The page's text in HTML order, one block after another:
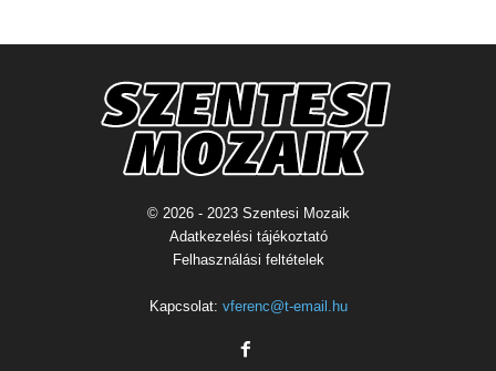
© 2026 - 2023 Szentesi Mozaik
Adatkezelési tájékoztató
Felhasználási feltételek
Kapcsolat: vferenc@t-email.hu